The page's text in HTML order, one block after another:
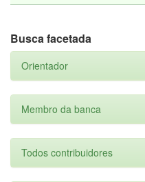
Busca facetada
Orientador
Membro da banca
Todos contribuidores